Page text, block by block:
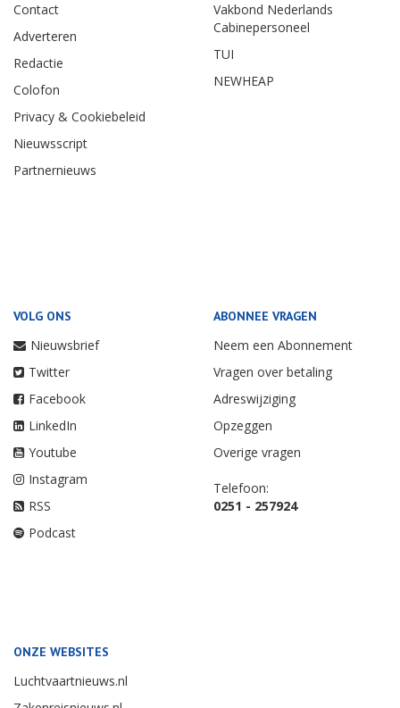
Contact
Adverteren
Redactie
Colofon
Privacy & Cookiebeleid
Nieuwsscript
Partnernieuws
Vakbond Nederlands
Cabinepersoneel
TUI
NEWHEAP
VOLG ONS
Nieuwsbrief
Twitter
Facebook
LinkedIn
Youtube
Instagram
RSS
Podcast
ABONNEE VRAGEN
Neem een Abonnement
Vragen over betaling
Adreswijziging
Opzeggen
Overige vragen
Telefoon:
0251 - 257924
ONZE WEBSITES
Luchtvaartnieuws.nl